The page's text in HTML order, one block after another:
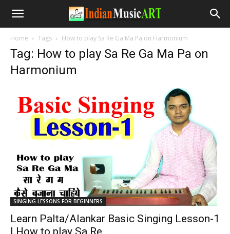
Home Tags How to play Sa Re Ga Ma Pa on Harmonium
Tag: How to play Sa Re Ga Ma Pa on
Harmonium
SINGING LESSONS FOR BEGINNERS
Learn Palta/Alankar Basic Singing Lesson-1
| How to play Sa Re...